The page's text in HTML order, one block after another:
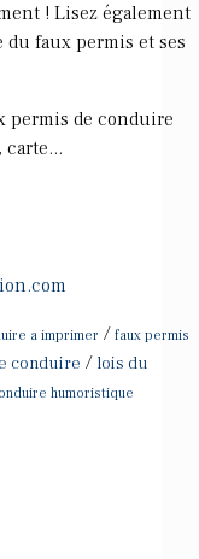
! Lisez également
faux permis et ses
permis de conduire
a imprimer / faux permis
conduire / lois du
humoristique